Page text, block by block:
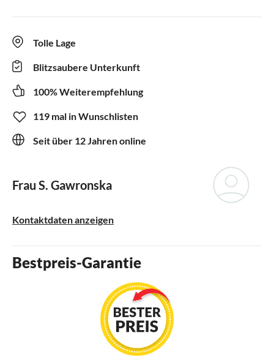
Tolle Lage
Blitzsaubere Unterkunft
100% Weiterempfehlung
119 mal in Wunschlisten
Seit über 12 Jahren online
Frau S. Gawronska
Kontaktdaten anzeigen
Bestpreis-Garantie